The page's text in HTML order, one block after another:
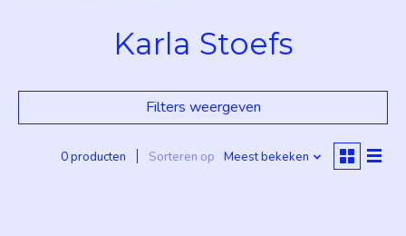
Karla Stoefs
Filters weergeven
0 producten Sorteren op Meest bekeken